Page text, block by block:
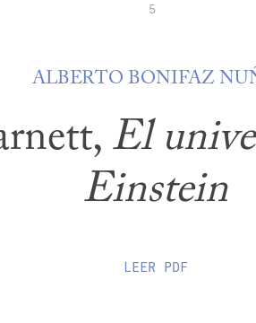
5
ALBERTO BONIFAZ
El
Einstein
LEER PDF